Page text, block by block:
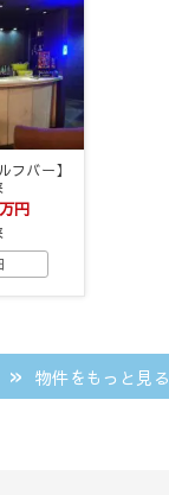
フバー】
円
物件をもっと見る